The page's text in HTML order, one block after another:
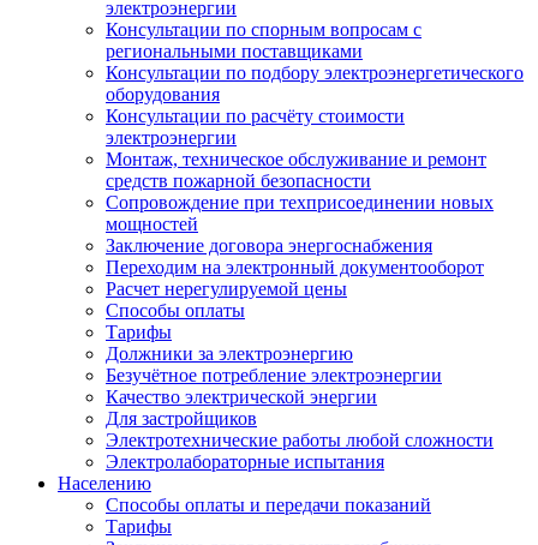
электроэнергии
Консультации по спорным вопросам с
региональными поставщиками
Консультации по подбору электроэнергетического
оборудования
Консультации по расчёту стоимости
электроэнергии
Монтаж, техническое обслуживание и ремонт
средств пожарной безопасности
Сопровождение при техприсоединении новых
мощностей
Заключение договора энергоснабжения
Переходим на электронный документооборот
Расчет нерегулируемой цены
Способы оплаты
Тарифы
Должники за электроэнергию
Безучётное потребление электроэнергии
Качество электрической энергии
Для застройщиков
Электротехнические работы любой сложности
Электролабораторные испытания
Населению
Способы оплаты и передачи показаний
Тарифы